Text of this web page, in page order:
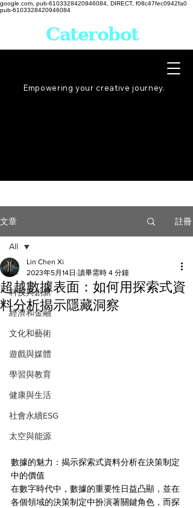
google.com, pub-6103328420946084, DIRECT, f08c47fec0942fa0
pub-6103328420946084
Empowering your creative journey.
Caterobot
文章 註冊
All
科技與創新
經濟和金融
文化和藝術
遊戲與媒體
學習與教育
健康與生活
社會永續ESG
太空與能源
All
超越數據表面：如何用探索式資
料分析揭示隱藏洞察
Lin Chen Xi
2023年5月14日 讀畢需時 4 分鐘
數據的魅力：揭示探索式資料分析在決策制定
中的價值
在數字時代中，數據的重要性日益凸顯，並在
各個領域的決策制定中扮演著關鍵角色，而探